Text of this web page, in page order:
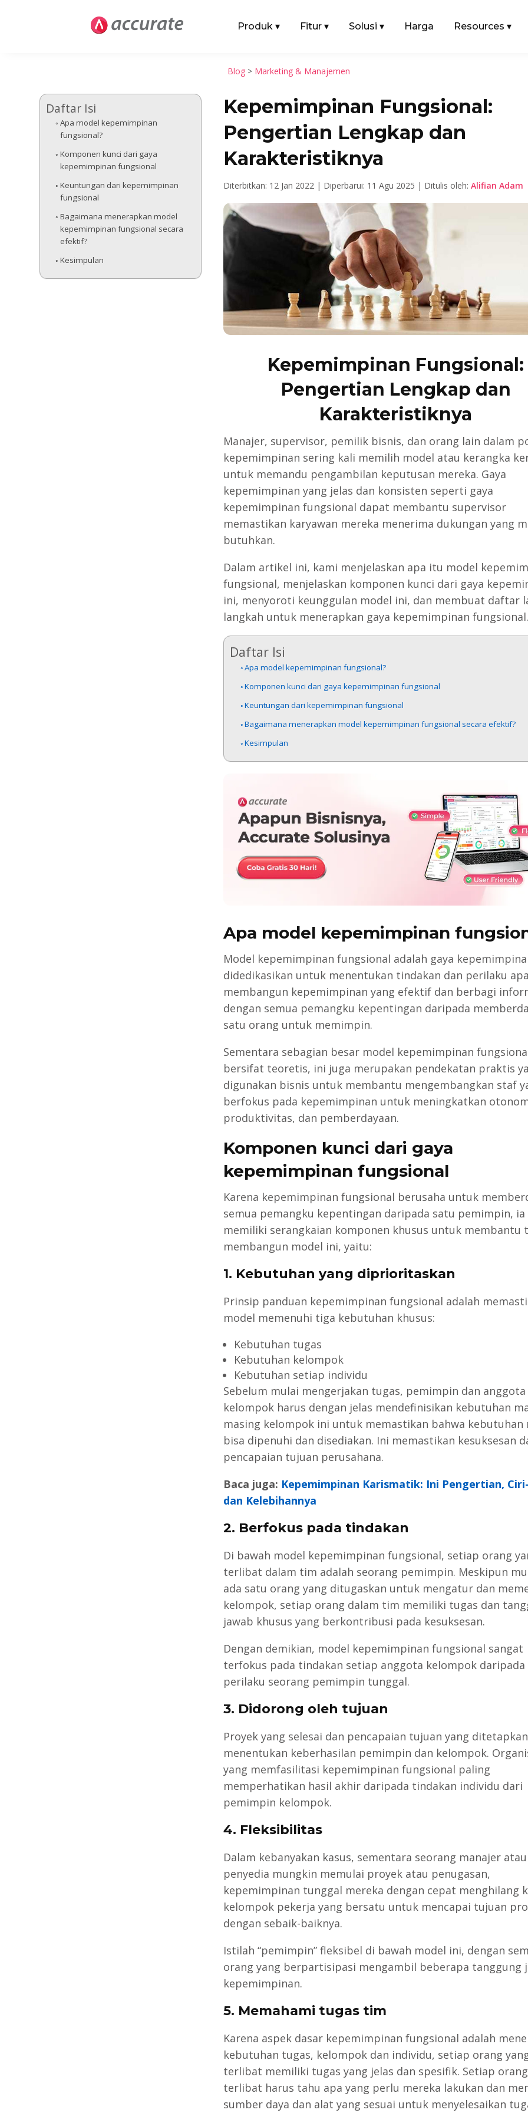
Produk ▾ Fitur ▾ Solusi ▾ Harga Resources ▾
Blog > Marketing & Manajemen
Daftar Isi
Apa model kepemimpinan
fungsional?
Komponen kunci dari gaya
kepemimpinan fungsional
Keuntungan dari kepemimpinan
fungsional
Bagaimana menerapkan model
kepemimpinan fungsional secara
efektif?
Kesimpulan
Kepemimpinan Fungsional:
Pengertian Lengkap dan
Karakteristiknya
Diterbitkan: 12 Jan 2022 | Diperbarui: 11 Agu 2025 | Ditulis oleh: Alifian Adam
Kepemimpinan Fungsional:
Pengertian Lengkap dan
Karakteristiknya
Manajer, supervisor, pemilik bisnis, dan orang lain dalam
kepemimpinan sering kali memilih model atau kerangka
untuk memandu pengambilan keputusan mereka. Gaya
kepemimpinan yang jelas dan konsisten seperti gaya
kepemimpinan fungsional dapat membantu supervisor
memastikan karyawan mereka menerima dukungan yang
butuhkan.
Dalam artikel ini, kami menjelaskan apa itu model
fungsional, menjelaskan komponen kunci dari gaya
ini, menyoroti keunggulan model ini, dan membuat daftar
langkah untuk menerapkan gaya kepemimpinan fungsional.
Daftar Isi
Apa model kepemimpinan fungsional?
Komponen kunci dari gaya kepemimpinan fungsional
Keuntungan dari kepemimpinan fungsional
Bagaimana menerapkan model kepemimpinan fungsional secara efektif?
Kesimpulan
Apa model kepemimpinan
Model kepemimpinan fungsional adalah gaya
didedikasikan untuk menentukan tindakan dan perilaku
membangun kepemimpinan yang efektif dan berbagi
dengan semua pemangku kepentingan daripada
satu orang untuk memimpin.
Sementara sebagian besar model kepemimpinan
bersifat teoretis, ini juga merupakan pendekatan praktis
digunakan bisnis untuk membantu mengembangkan staf
berfokus pada kepemimpinan untuk meningkatkan
produktivitas, dan pemberdayaan.
Komponen kunci dari gaya
kepemimpinan fungsional
Karena kepemimpinan fungsional berusaha untuk
semua pemangku kepentingan daripada satu pemimpin, ia
memiliki serangkaian komponen khusus untuk membantu
membangun model ini, yaitu:
1. Kebutuhan yang diprioritaskan
Prinsip panduan kepemimpinan fungsional adalah
model memenuhi tiga kebutuhan khusus:
Kebutuhan tugas
Kebutuhan kelompok
Kebutuhan setiap individu
Sebelum mulai mengerjakan tugas, pemimpin dan anggota
kelompok harus dengan jelas mendefinisikan kebutuhan
masing kelompok ini untuk memastikan bahwa kebutuhan
bisa dipenuhi dan disediakan. Ini memastikan kesuksesan
pencapaian tujuan perusahana.
Baca juga: Kepemimpinan Karismatik: Ini Pengertian,
dan Kelebihannya
2. Berfokus pada tindakan
Di bawah model kepemimpinan fungsional, setiap orang
terlibat dalam tim adalah seorang pemimpin. Meskipun
ada satu orang yang ditugaskan untuk mengatur dan
kelompok, setiap orang dalam tim memiliki tugas dan
jawab khusus yang berkontribusi pada kesuksesan.
Dengan demikian, model kepemimpinan fungsional sangat
terfokus pada tindakan setiap anggota kelompok daripada
perilaku seorang pemimpin tunggal.
3. Didorong oleh tujuan
Proyek yang selesai dan pencapaian tujuan yang ditetapkan
menentukan keberhasilan pemimpin dan kelompok.
yang memfasilitasi kepemimpinan fungsional paling
memperhatikan hasil akhir daripada tindakan individu dari
pemimpin kelompok.
4. Fleksibilitas
Dalam kebanyakan kasus, sementara seorang manajer atau
penyedia mungkin memulai proyek atau penugasan,
kepemimpinan tunggal mereka dengan cepat menghilang
kelompok pekerja yang bersatu untuk mencapai tujuan
dengan sebaik-baiknya.
Istilah “pemimpin” fleksibel di bawah model ini, dengan
orang yang berpartisipasi mengambil beberapa tanggung
kepemimpinan.
5. Memahami tugas tim
Karena aspek dasar kepemimpinan fungsional adalah
kebutuhan tugas, kelompok dan individu, setiap orang
terlibat memiliki tugas yang jelas dan spesifik. Setiap
terlibat harus tahu apa yang perlu mereka lakukan dan
sumber daya dan alat yang sesuai untuk menyelesaikan